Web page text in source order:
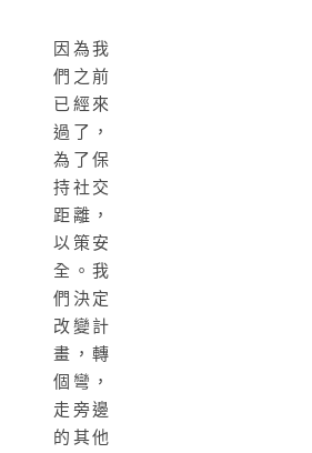
因為我
們之前
已經來
過了，
為了保
持社交
距離，
以策安
全。我
們決定
改變計
畫，轉
個彎，
走旁邊
的其他